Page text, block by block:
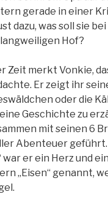
gerade in einer
dazu, was soll sie
Hof?
Zeit merkt Vonkie,
Er zeigt ihr
oder die
Geschichte zu
mit seinen 6
Abenteuer geführt.
er ein Herz und
„Eisen“ genannt,